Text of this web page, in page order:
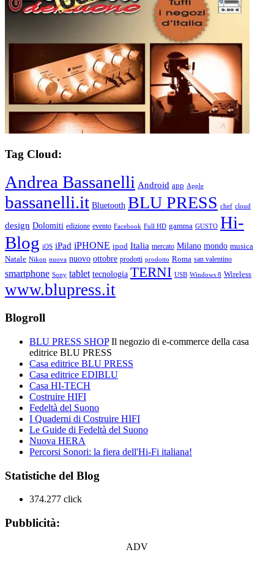
Tag Cloud:
Andrea Bassanelli Android app Apple
bassanelli.it Bluetooth BLU PRESS chef cloud
design Dolomiti edizione evento Facebook Full HD gamma GUSTO Hi-
Blog iOS iPad iPHONE ipod Italia mercato Milano mondo musica
Natale Nikon nuova nuovo ottobre prodotti prodotto Roma san valentino
smartphone Sony tablet tecnologia TERNI USB Windows 8 Wireless
www.blupress.it
Blogroll
BLU PRESS SHOPIl negozio di e-commerce della casa
editrice BLU PRESS
Casa editrice BLU PRESS
Casa editrice EDIBLU
Casa HI-TECH
Costruire HIFI
Fedeltà del Suono
I Quaderni di Costruire HIFI
Le Guide di Fedeltà del Suono
Nuova HERA
Percorsi Sonori: la fiera dell'Hi-Fi italiana!
Statistiche del Blog
374.277 click
Pubblicità:
ADV